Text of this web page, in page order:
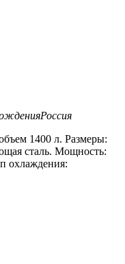
Россия
1400 л. Размеры:
сталь. Мощность:
охлаждения: